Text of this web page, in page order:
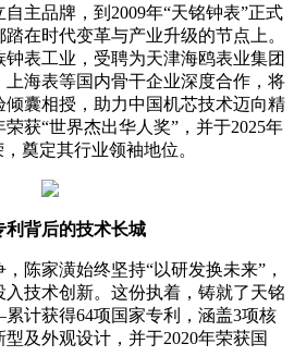
主品牌，到2009年“天铭钟表”正式
在时代变革与产业升级的节点上。
表工业，受聘为天津海鸥表业集团
海表等国内骨干企业深度合作，将
囊相授，助力中国机芯技术迈向精
获“世界杰出华人奖”，并于2025年
奠定其行业领袖地位。
利背后的技术长城
陈家潢始终坚持“以研发换未来”，
技术创新。这份执着，铸就了天铭
计获得64项国家专利，涵盖3项核
及外观设计，并于2020年荣获国